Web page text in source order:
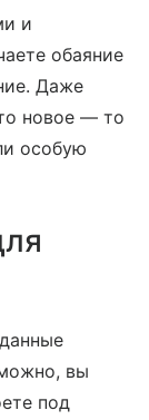
и
обаяние
Даже
новое — то
особую
вы
под